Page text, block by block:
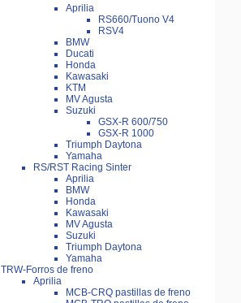
Aprilia
RS660/Tuono V4
RSV4
BMW
Ducati
Honda
Kawasaki
KTM
MV Agusta
Suzuki
GSX-R 600/750
GSX-R 1000
Triumph Daytona
Yamaha
RS/RST Racing Sinter
Aprilia
BMW
Honda
Kawasaki
MV Agusta
Suzuki
Triumph Daytona
Yamaha
TRW-Forros de freno
Aprilia
MCB-CRQ pastillas de freno